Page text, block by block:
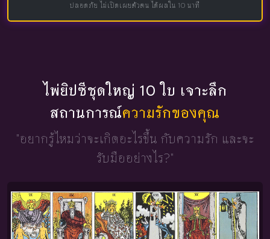
ปลอดภัย ไม่เปิดเผยตัวตน ได้ผลใน 10 นาที
ไพ่ยิปซีชุดใหญ่ 10 ใบ เจาะลึก
สถานการณ์ความรักของคุณ
"อยากรู้ไหมว่าจะเกิดอะไรขึ้น กับความรัก และจะ
รับมืออย่างไร?"